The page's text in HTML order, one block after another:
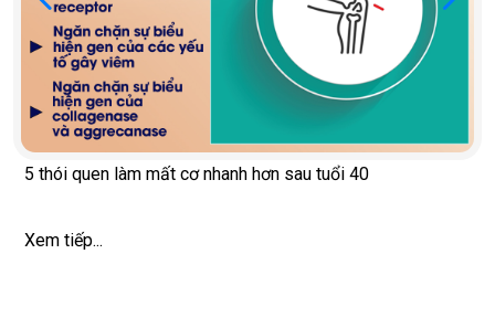
5 thói quen làm mất cơ nhanh hơn sau tuổi 40
Xem tiếp...